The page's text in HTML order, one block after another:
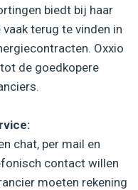
biedt bij haar
terug te vinden in
Oxxio
de goedkopere
chat, per mail en
contact willen
moeten rekening